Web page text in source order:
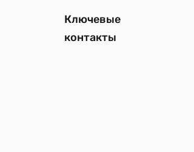
Ключевые
контакты